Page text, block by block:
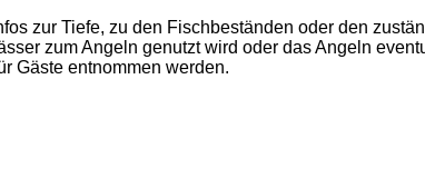
zur Tiefe, zu den Fischbeständen oder den
zum Angeln genutzt wird oder das Angeln
Gäste entnommen werden.